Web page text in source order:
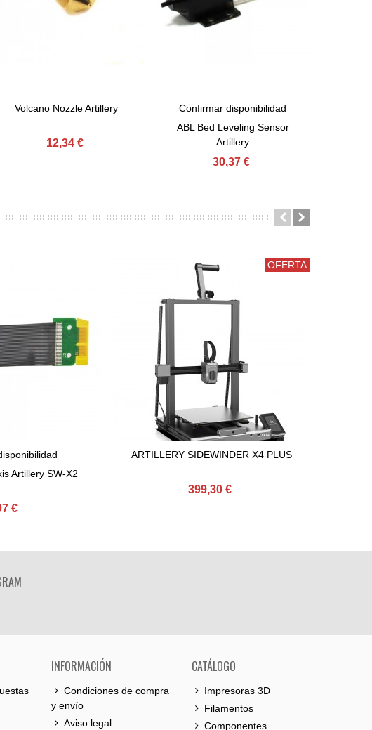
Comprar
Volcano Nozzle Artillery
12,34 €
Ver Más
Confirmar disponibilidad
ABL Bed Leveling Sensor
Artillery
30,37 €
Artillery SW-X2
€
OFERTA
Comprar
ARTILLERY SIDEWINDER X4 PLUS
399,30 €
INFORMACIÓN
Condiciones de compra
y envío
Aviso legal
CATÁLOGO
Impresoras 3D
Filamentos
Componentes